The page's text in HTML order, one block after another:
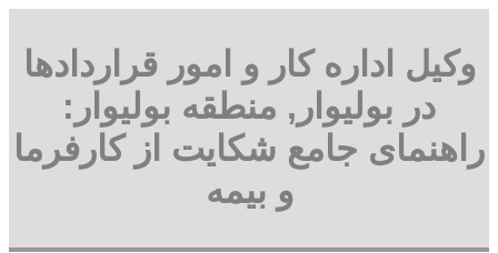
وکیل اداره کار و امور قراردادها
در بولیوار, منطقه بولیوار:
راهنمای جامع شکایت از کارفرما
و بیمه